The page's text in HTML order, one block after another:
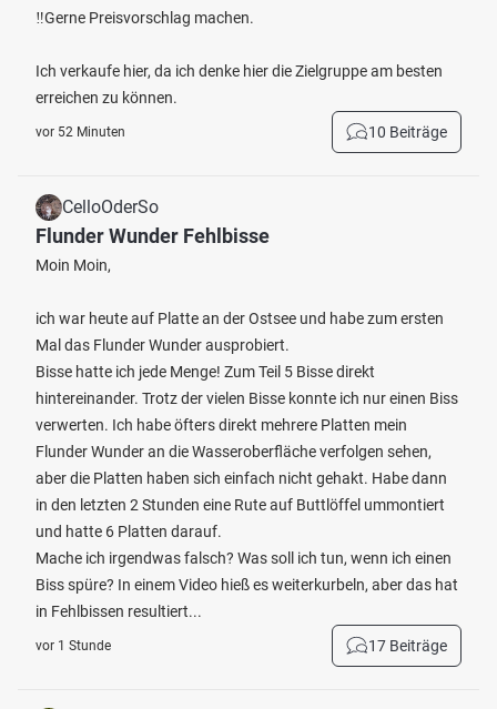
‼️Gerne Preisvorschlag machen.
Ich verkaufe hier, da ich denke hier die Zielgruppe am besten
erreichen zu können.
vor 52 Minuten 10 Beiträge
CelloOderSo
Flunder Wunder Fehlbisse
Moin Moin,
ich war heute auf Platte an der Ostsee und habe zum ersten
Mal das Flunder Wunder ausprobiert.
Bisse hatte ich jede Menge! Zum Teil 5 Bisse direkt
hintereinander. Trotz der vielen Bisse konnte ich nur einen Biss
verwerten. Ich habe öfters direkt mehrere Platten mein
Flunder Wunder an die Wasseroberfläche verfolgen sehen,
aber die Platten haben sich einfach nicht gehakt. Habe dann
in den letzten 2 Stunden eine Rute auf Buttlöffel ummontiert
und hatte 6 Platten darauf.
Mache ich irgendwas falsch? Was soll ich tun, wenn ich einen
Biss spüre? In einem Video hieß es weiterkurbeln, aber das hat
in Fehlbissen resultiert...
vor 1 Stunde 17 Beiträge